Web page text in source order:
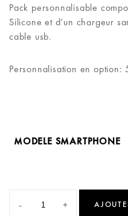
Pack personnalisable
Silicone et d’un chargeur
cable usb.
Personnalisation en option:
MODELE SMARTPHONE
- +